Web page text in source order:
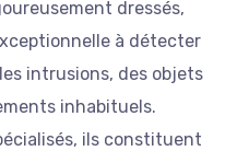
dressés,
à détecter
intrusions, des objets
inhabituels.
ils constituent